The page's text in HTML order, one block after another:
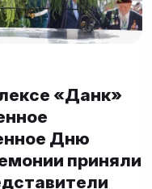
«Данк»
Дню
приняли